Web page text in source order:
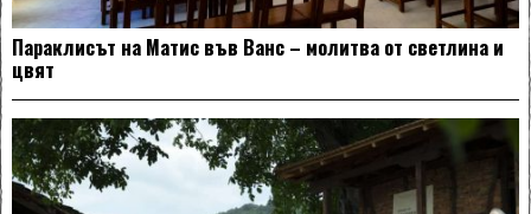
Параклисът на Матис във Ванс – молитва от светлина и
цвят